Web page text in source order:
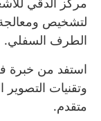
لتشخيص
الطرف السفلي.
استفد من خبرة
وتقنيات
متقدم.